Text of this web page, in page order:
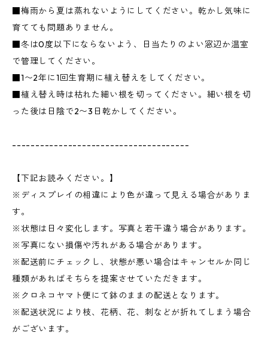
■梅雨から夏は蒸れないようにしてください。乾かし気味に
育てても問題ありません。
■冬は0度以下にならないよう、日当たりのよい窓辺か温室
で管理してください。
■1〜2年に1回生育期に植え替えをしてください。
■植え替え時は枯れた細い根を切ってください。細い根を切
った後は日陰で2〜3日乾かしてください。
--------------------------------------
【下記お読みください。】
※ディスプレイの相違により色が違って見える場合がありま
す。
※状態は日々変化します。写真と若干違う場合があります。
※写真にない損傷や汚れがある場合があります。
※配送前にチェックし、状態が悪い場合はキャンセルか同じ
種類があればそちらを提案させていただきます。
※クロネコヤマト便にて鉢のままの配送となります。
※配送状況により枝、花柄、花、刺などが折れてしまう場合
がございます。